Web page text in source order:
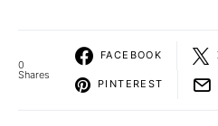
0
Shares
FACEBOOK
PINTEREST